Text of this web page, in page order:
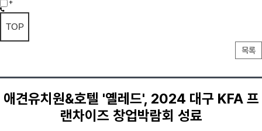
TOP
목록
애견유치원&호텔 '옐레드', 2024 대구 KFA 프
랜차이즈 창업박람회 성료